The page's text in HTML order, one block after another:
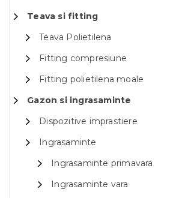
Teava si fitting
Teava Polietilena
Fitting compresiune
Fitting polietilena moale
Gazon si ingrasaminte
Dispozitive imprastiere
Ingrasaminte
Ingrasaminte primavara
Ingrasaminte vara